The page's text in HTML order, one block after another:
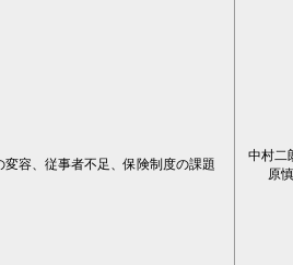
容、従事者不足、保険制度の課題
中村二
原